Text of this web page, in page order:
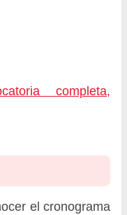
completa,
el cronograma